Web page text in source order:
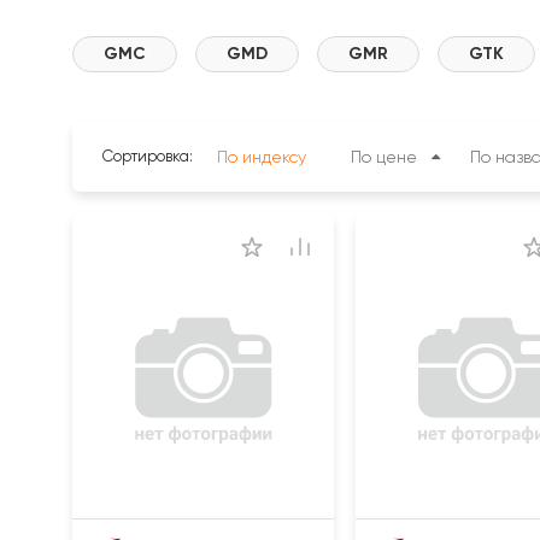
GMC GMD GMR GTK
Сортировка: По индексу По цене По